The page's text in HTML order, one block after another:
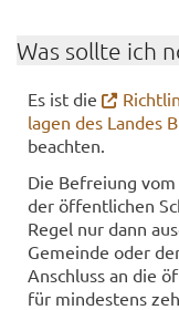
Was soll­te ich
Es ist die
la­gen des Lan­des
be­ach­ten.
Die Be­frei­ung
der öf­fent­li­chen
Regel nur dann
Ge­mein­de oder
An­schluss an die
für min­des­tens